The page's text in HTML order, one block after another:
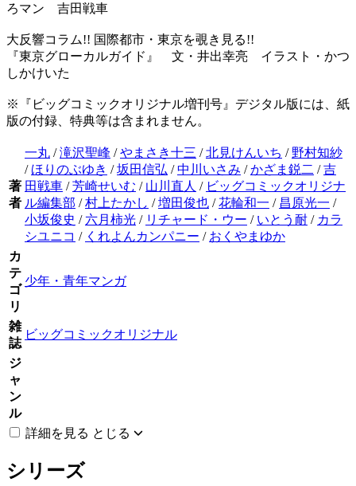
ろマン 吉田戦車
大反響コラム!! 国際都市・東京を覗き見る!!
『東京グローカルガイド』 文・井出幸亮 イラスト・かつ
しかけいた
※『ビッグコミックオリジナル増刊号』デジタル版には、紙
版の付録、特典等は含まれません。
著
者
一丸 /滝沢聖峰 /やまさき十三 /北見けんいち / 野村知紗
/ ほりのぶゆき /坂田信弘 /中川いさみ /かざま鋭二 /吉
田戦車 /芳崎せいむ / 山川直人 / ビッグコミックオリジナ
ル編集部 /村上たかし /増田俊也 /花輪和一 / 昌原光一 /
小坂俊史 / 六月柿光 / リチャード・ウー / いとう耐 / カラ
シユニコ / くれよんカンパニー / おくやまゆか
カ
テ
ゴ
リ
少年・青年マンガ
雑
誌
ビッグコミックオリジナル
ジ
ャ
ン
ル
詳細を見る とじる
シリーズ